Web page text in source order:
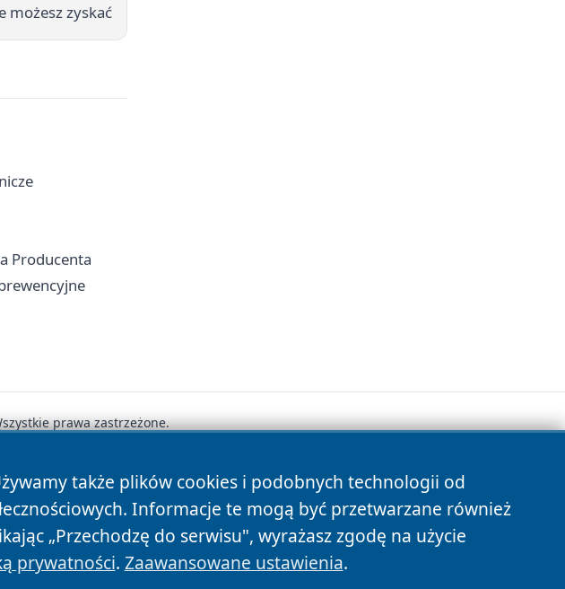
możesz zyskać
Producenta
także plików cookies i podobnych technologii od
Informacje te mogą być przetwarzane również
„Przechodzę do serwisu", wyrażasz zgodę na użycie
prywatności. Zaawansowane ustawienia.
prawa zastrzeżone.
Polityka Cookies